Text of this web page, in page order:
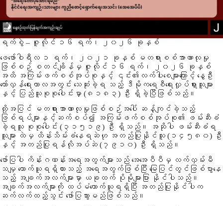
ရက်စွဲ – ဇူလိုင် ၁၆ ရက်၊ ၂၀၂၆ ခုနှစ်
ဖေဖော်ဝါရီလ ၁ ရက်၊ ၂၀၂၁ ခုနှစ် မတရားစစ်အာဏာလုမှု
ဖြစ်စဉ် စတင်ချိန်မှ ဇူလိုင် ၁၆ ရက်၊ ၂၀၂၆ ခုနှစ်
အထိ အကြမ်းဖက်စစ်အုပ်စုနှင့် ၎င်း၏လက်ပါးစေများကြောင့် နွေဦး
တော်လှန်ရေးကာလအတွင်း သေဆုံးခဲ့ရ သည့် ဒီမိုကရေစီရေးလှုပ်ရှားသူများ
နှင့် ပြည်သူစုစုပေါင်းမှာ (၈၁၈၃) ဦး ရှိခဲ့ပြီဖြစ်သည်။
ထို့အပြင် မတရားအာဏာလုမှုဖြစ်စဉ်အပေါ် ဆန့်ကျင်ခဲ့သည့်
ဖြစ်ရပ်များနှင့်ဆက်စပ်၍ အကြမ်းဖက်စစ်အုပ်စု၏ ဖမ်းဆီးခံ
ခဲ့ရသူ စုစုပေါင်း (၃၁၅၁၉) ဦး ရှိသည်။ အဆိုပါ ဖမ်းဆီးခံရ
သူများ ထဲမှ ထိန်းသိမ်းခံနေရဆဲဟု အတည်ပြုနိုင်သူ (၁၄၅၈၀) ဦး
နှင့် အတည်ပြုရန်လိုအပ်ဆဲ (၇၉၁၀) ဦး ရှိသည်။
ဖော်ပြပါ ကိန်းဂဏန်းအရေအတွက်များသည် အေအေပီပီမှ လက်လှမ်းမီ
သမျှ ကောက်ယူရရှိထားသည့် အရေအတွက်ဖြစ်ပြီး မြေပြင်တွင်ဖြစ်ပွားနေ
သည့် အချက်အလက်များမှာ ယခုထက် ပိုမိုများပြား နိုင်ပါသည်။
အချက်အလက်များကို ထပ်မံကောက်ယူရရှိပြီး အတည်ပြုနိုင်ပါက
ဆက်လက်ထည့်သွင်း ဖော်ပြသွားမည်ဖြစ်သည်။